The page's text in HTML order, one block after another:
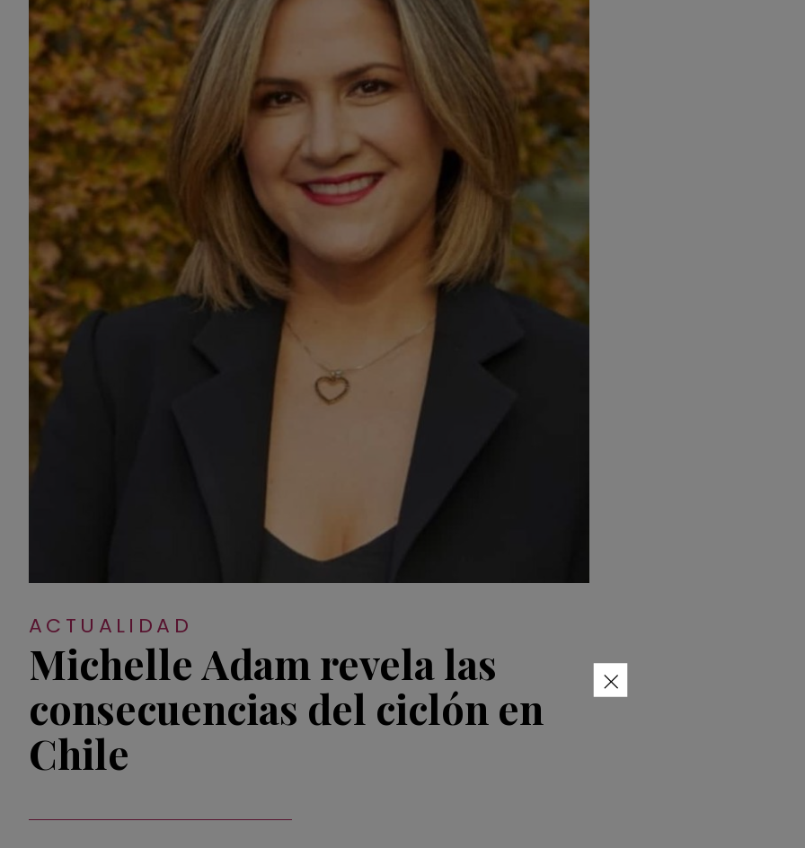
ACTUALIDAD
Michelle Adam revela las
consecuencias del ciclón en
Chile
×